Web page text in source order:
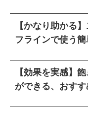
【かなり助かる
フラインで使う
【効果を実感】
ができる、おす